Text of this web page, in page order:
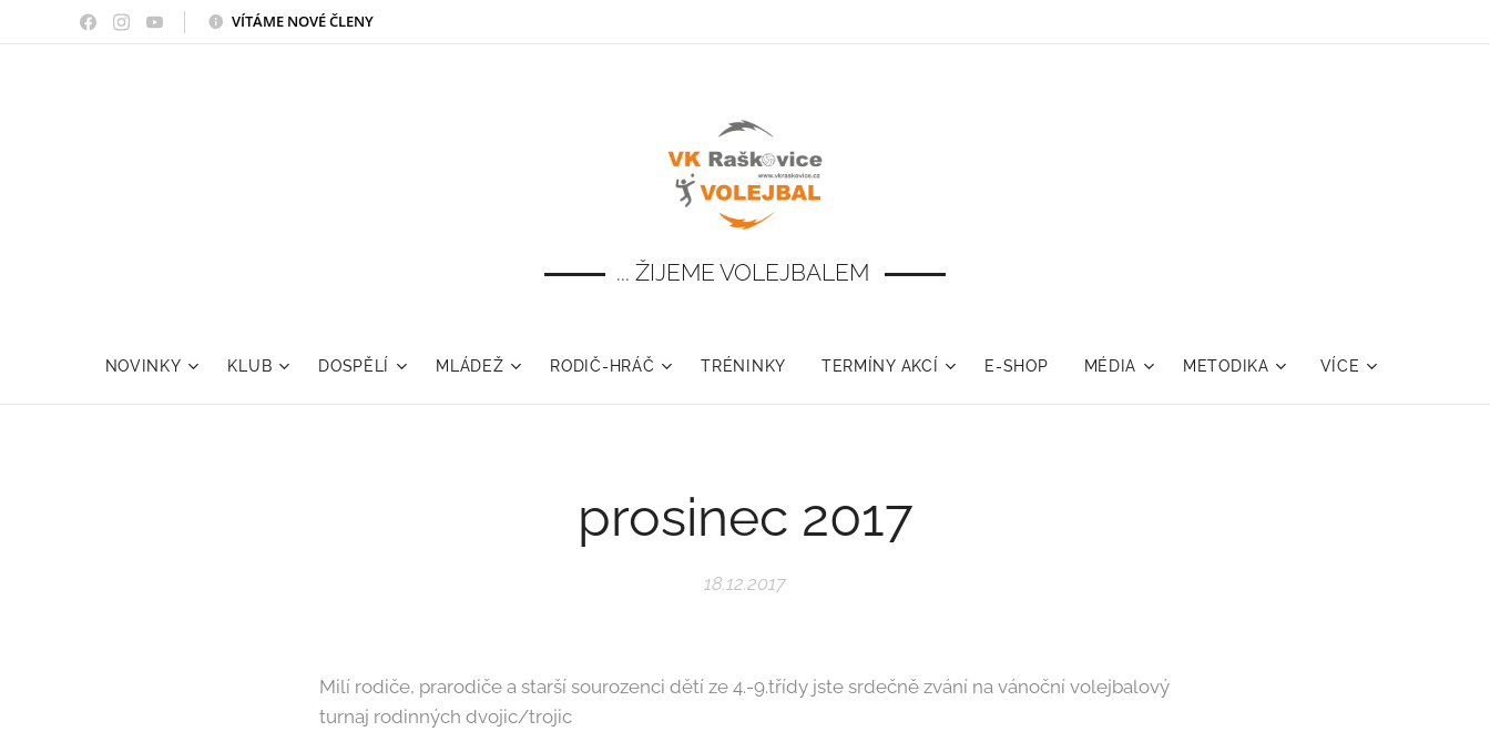
VÍTÁME NOVÉ ČLENY
... ŽIJEME VOLEJBALEM
NOVINKY KLUB DOSPĚLÍ MLÁDEŽ RODIČ-HRÁČ TRÉNINKY TERMÍNY AKCÍ E-SHOP MÉDIA METODIKA VÍCE
prosinec 2017
18.12.2017
Milí rodiče, prarodiče a starší sourozenci dětí ze 4.-9.třídy jste srdečně zvání na vánoční volejbalový
turnaj rodinných dvojic/trojic